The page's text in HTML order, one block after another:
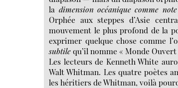
la dimension océanique comme
Orphée aux steppes d’Asie
mouvement le plus profond de la
exprimer quelque chose comme
subtilequ’il nomme « Monde
Les lecteurs de Kenneth White
Walt Whitman. Les quatre poètes
les héritiers de Whitman, voilà